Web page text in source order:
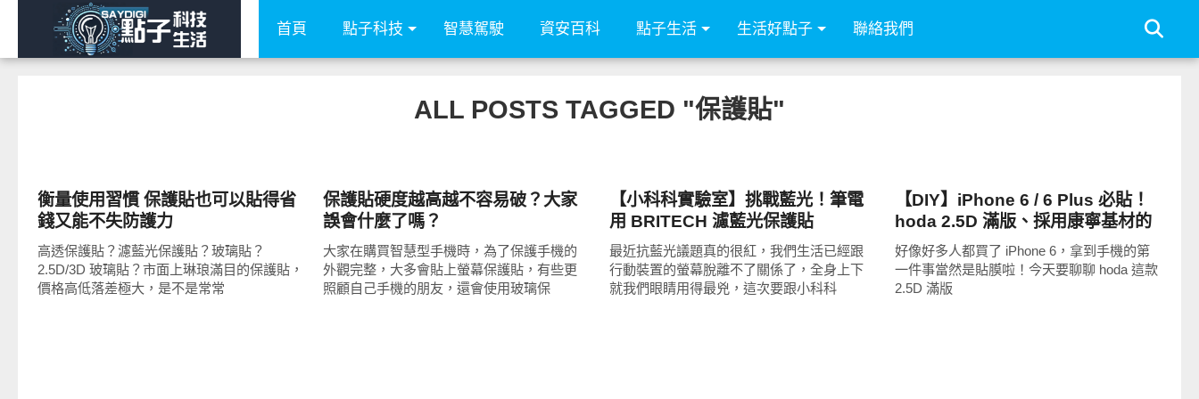
首頁 點子科技 智慧駕駛 資安百科 點子生活 生活好點子 聯絡我們
ALL POSTS TAGGED "保護貼"
衡量使用習慣 保護貼也可以貼得省
錢又能不失防護力
高透保護貼？濾藍光保護貼？玻璃貼？
2.5D/3D 玻璃貼？市面上琳琅滿目的保護貼，
價格高低落差極大，是不是常常
保護貼硬度越高越不容易破？大家
誤會什麼了嗎？
大家在購買智慧型手機時，為了保護手機的
外觀完整，大多會貼上螢幕保護貼，有些更
照顧自己手機的朋友，還會使用玻璃保
【小科科實驗室】挑戰藍光！筆電
用 BRITECH 濾藍光保護貼
最近抗藍光議題真的很紅，我們生活已經跟
行動裝置的螢幕脫離不了關係了，全身上下
就我們眼睛用得最兇，這次要跟小科科
【DIY】iPhone 6 / 6 Plus 必貼！
hoda 2.5D 滿版、採用康寧基材的
鋼化玻璃保護貼
好像好多人都買了 iPhone 6，拿到手機的第
一件事當然是貼膜啦！今天要聊聊 hoda 這款
2.5D 滿版